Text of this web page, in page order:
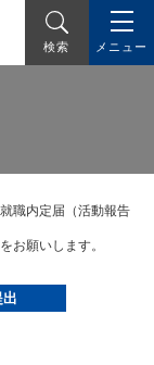
検索 メニュー
職内定届（活動報告
お願いします。